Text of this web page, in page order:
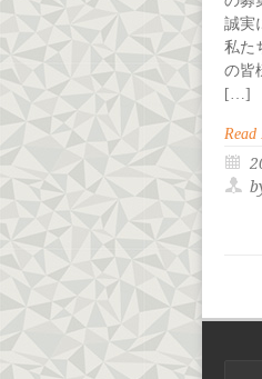
誠実
私た
の皆
[…]
Read